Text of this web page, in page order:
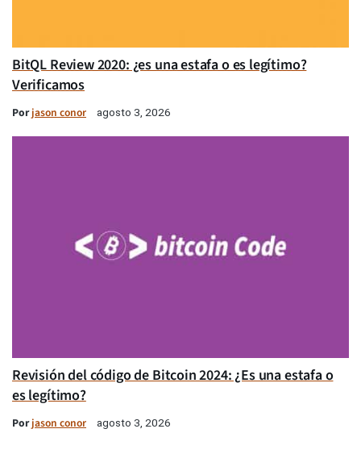
BitQL Review 2020: ¿es una estafa o es legítimo?
Verificamos
Porjason conor agosto 3, 2026
Revisión del código de Bitcoin 2024: ¿Es una estafa o
es legítimo?
Porjason conor agosto 3, 2026